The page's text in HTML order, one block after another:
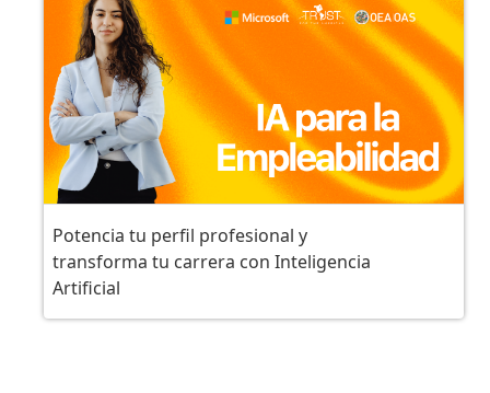
Potencia tu perfil profesional y
transforma tu carrera con Inteligencia
Artificial